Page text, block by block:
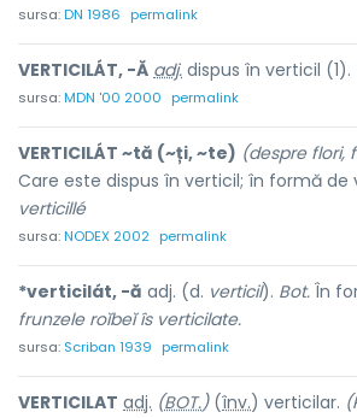
sursa:DN 1986 permalink
VERTICILÁT, -Ă adj. dispus în verticil (1).
sursa:MDN '00 2000 permalink
VERTICILÁT ~tă (~ți, ~te) (despre flori,
Care este dispus în verticil; în formă de
verticillé
sursa:NODEX 2002 permalink
*verticilát, -ă adj. (d. verticil). Bot. În
frunzele roĭbeĭ îs verticilate.
sursa: Scriban 1939 permalink
VERTICILAT adj. (BOT.)(înv.) verticilar.